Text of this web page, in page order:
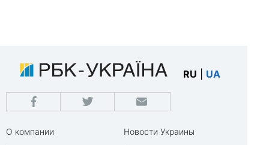
RU UA
О компании
Новости Украины